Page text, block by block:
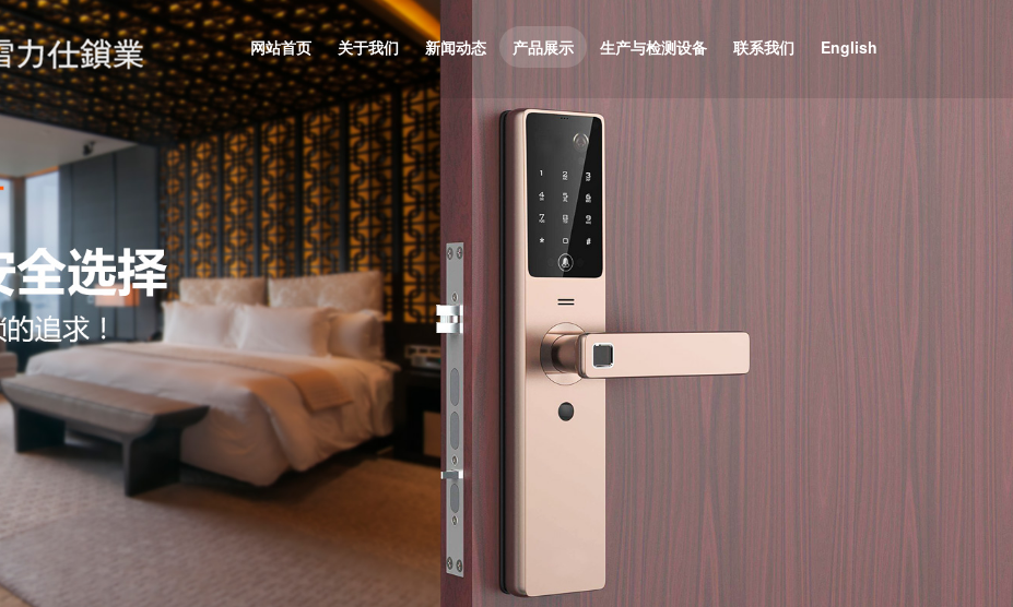
网站首页 关于我们 新闻动态 产品展示 生产与检测设备 联系我们 English